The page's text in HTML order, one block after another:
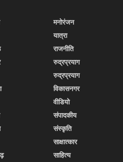
मनोरंजन
यात्रा
राजनीति
रुद्रप्रयाग
रुद्रप्रयाग
विकासनगर
वीडियो
संपादकीय
संस्कृति
साक्षात्कार
साहित्य